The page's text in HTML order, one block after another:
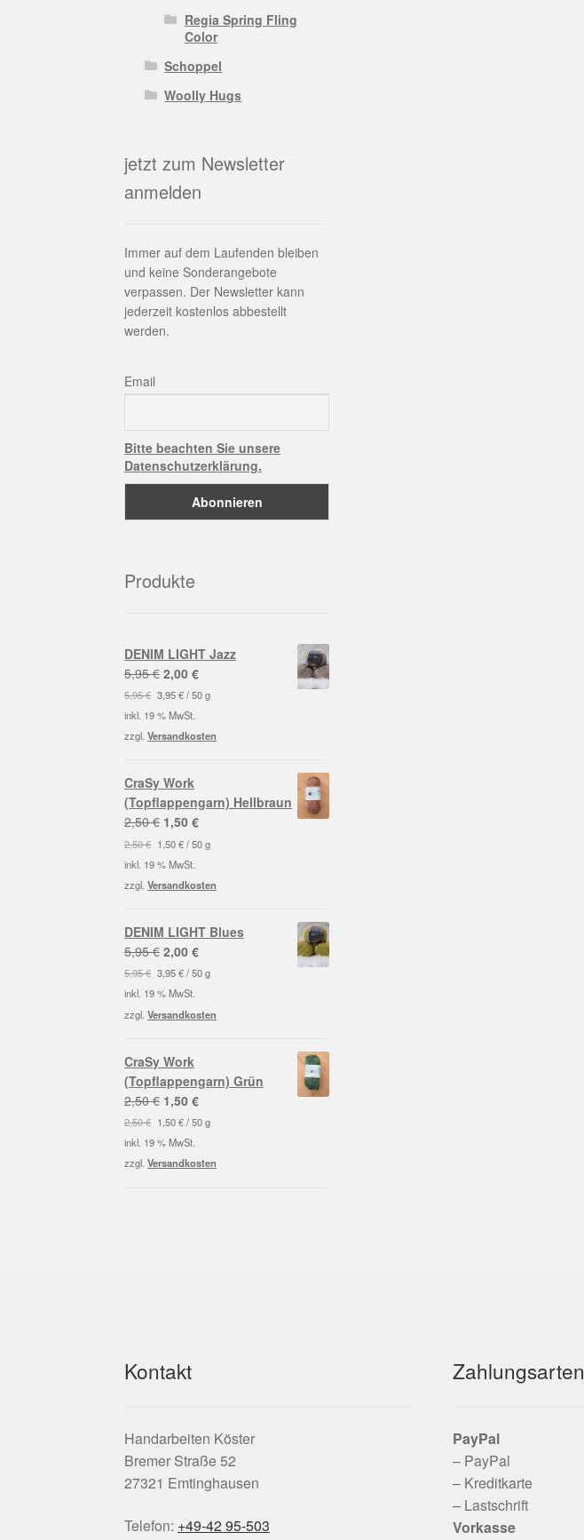
Regia Spring Fling
Color
Schoppel
Woolly Hugs
jetzt zum Newsletter
anmelden
Immer auf dem Laufenden bleiben
und keine Sonderangebote
verpassen. Der Newsletter kann
jederzeit kostenlos abbestellt
werden.
Email
Bitte beachten Sie unsere
Datenschutzerklärung.
Produkte
DENIM LIGHT Jazz
5,95€ Ursprünglicher
Preis
war:
5,95 €
2,00€Aktueller
Preis
2,00 €.
5,95€ 3,95€/50 g
inkl. 19 % MwSt.
zzgl.Versandkosten
CraSy Work
(Topflappengarn) Hellbraun
2,50€ Ursprünglicher
Preis
war:
2,50 €
1,50€Aktueller
Preis
1,50 €.
2,50€ 1,50€/50 g
inkl. 19 % MwSt.
zzgl.Versandkosten
DENIM LIGHT Blues
5,95€ Ursprünglicher
Preis
war:
5,95 €
2,00€Aktueller
Preis
2,00 €.
5,95€ 3,95€/50 g
inkl. 19 % MwSt.
zzgl.Versandkosten
CraSy Work
(Topflappengarn) Grün
2,50€ Ursprünglicher
Preis
war:
2,50 €
1,50€Aktueller
Preis
1,50 €.
2,50€ 1,50€/50 g
inkl. 19 % MwSt.
zzgl.Versandkosten
Kontakt
Handarbeiten Köster
Bremer Straße 52
27321 Emtinghausen
Telefon: +49-42 95-503
Zahlungsarten
PayPal
– PayPal
– Kreditkarte
– Lastschrift
Vorkasse